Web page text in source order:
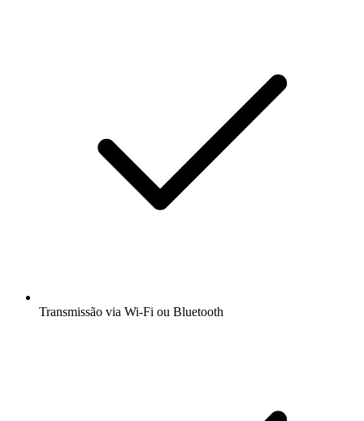
Transmissão via Wi-Fi ou Bluetooth